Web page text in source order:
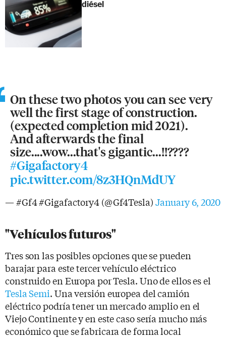
diésel
On these two photos you can see very
well the first stage of construction.
(expected completion mid 2021).
And afterwards the final
size....wow...that's gigantic...!!????
#Gigafactory4
pic.twitter.com/8z3HQnMdUY
— #Gf4 #Gigafactory4 (@Gf4Tesla)January 6, 2020
"Vehículos futuros"
Tres son las posibles opciones que se pueden
barajar para este tercer vehículo eléctrico
construido en Europa por Tesla. Uno de ellos es el
Tesla Semi. Una versión europea del camión
eléctrico podría tener un mercado amplio en el
Viejo Continente y en este caso sería mucho más
económico que se fabricara de forma local